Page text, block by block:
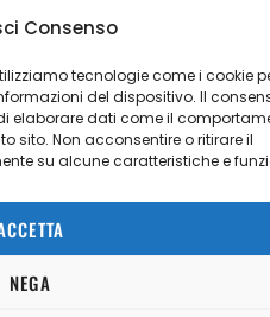
Consenso
tecnologie come i cookie
del dispositivo. Il
elaborare dati come il
sito. Non acconsentire o ritirare il
su alcune caratteristiche e
NEGA